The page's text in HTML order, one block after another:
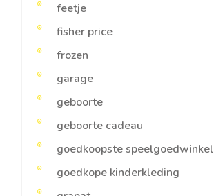
feetje
fisher price
frozen
garage
geboorte
geboorte cadeau
goedkoopste speelgoedwinkel
goedkope kinderkleding